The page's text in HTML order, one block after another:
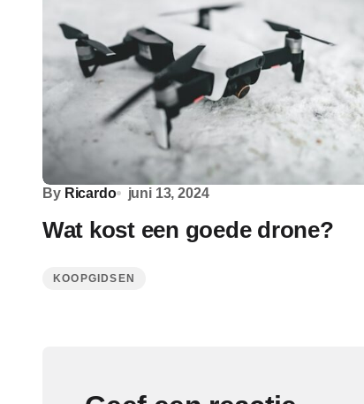
By Ricardo juni 13, 2024
Wat kost een goede drone?
KOOPGIDSEN